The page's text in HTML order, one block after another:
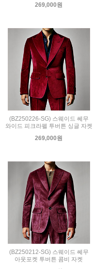
269,000원
(BZ250226-SG) 스웨이드 쎄무
와이드 피크라펠 투버튼 싱글 자켓
269,000원
(BZ250212-SG) 스웨이드 쎄무
아웃포켓 투버튼 콤비 자켓